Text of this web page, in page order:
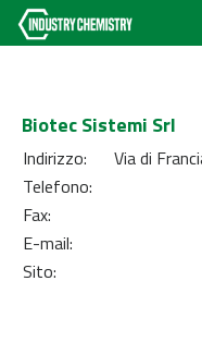
Biotec Sistemi Srl
Indirizzo:
Via di
Telefono:
Fax:
E-mail:
Sito: